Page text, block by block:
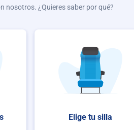
nosotros. ¿Quieres saber por qué?
Elige tu silla